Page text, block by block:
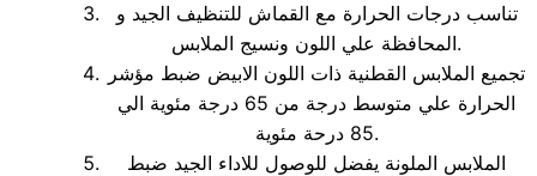
تناسب درجات الحرارة مع القماش للتنظيف الجيد و
المحافظة علي اللون ونسيج الملابس.
تجميع الملابس القطنية ذات اللون الابيض ضبط مؤشر
الحرارة علي متوسط درجة من 65 درجة مئوية الي
85 درحة مئوية.
الملابس الملونة يفضل للوصول للاداء الجيد ضبط